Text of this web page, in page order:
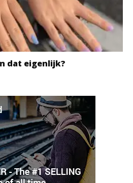
dat eigenlijk?